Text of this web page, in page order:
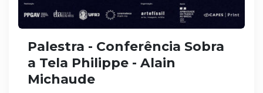
Palestra - Conferência Sobra
a Tela Philippe - Alain
Michaude